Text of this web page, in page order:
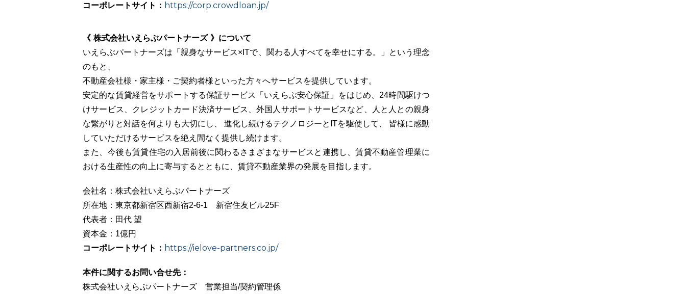
コーポレートサイト： https://corp.crowdloan.jp/
《 株式会社いえらぶパートナーズ 》について
いえらぶパートナーズは「親身なサービス×ITで、関わる人すべてを幸せにする。」という理念
のもと、
不動産会社様・家主様・ご契約者様といった方々へサービスを提供しています。
安定的な賃貸経営をサポートする保証サービス「いえらぶ安心保証」をはじめ、24時間駆けつ
けサービス、クレジットカード決済サービス、外国人サポートサービスなど、人と人との親身
な繋がりと対話を何よりも大切にし、 進化し続けるテクノロジーとITを駆使して、 皆様に感動
していただけるサービスを絶え間なく提供し続けます。
また、今後も賃貸住宅の入居前後に関わるさまざまなサービスと連携し、賃貸不動産管理業に
おける生産性の向上に寄与するとともに、賃貸不動産業界の発展を目指します。
会社名：株式会社いえらぶパートナーズ
所在地：東京都新宿区西新宿2-6-1 新宿住友ビル25F
代表者：田代 望
資本金：1億円
コーポレートサイト： https://ielove-partners.co.jp/
本件に関するお問い合せ先：
株式会社いえらぶパートナーズ 営業担当/契約管理係